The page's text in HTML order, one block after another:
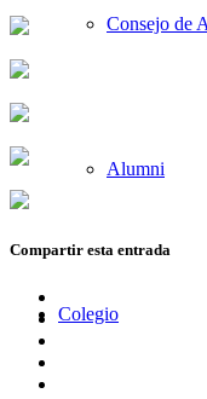
Consejo de
Alumni
Colegio
Compartir esta entrada
en
Compartir